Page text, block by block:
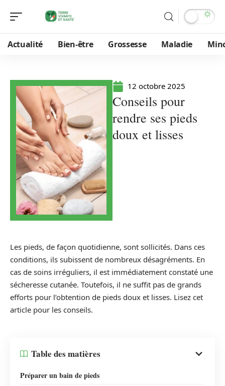
Actualité Bien-être Grossesse Maladie
12 octobre 2025
Conseils pour
rendre ses pieds
doux et lisses
Les pieds, de façon quotidienne, sont sollicités. Dans ces
conditions, ils subissent de nombreux désagréments. En
cas de soins irréguliers, il est immédiatement constaté une
sécheresse cutanée. Toutefois, il ne suffit pas de grands
efforts pour l’obtention de pieds doux et lisses. Lisez cet
article pour les conseils.
Table des matières
Préparer un bain de pieds